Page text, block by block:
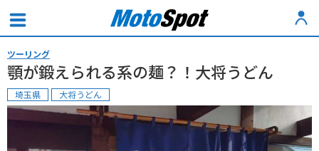
ツーリング
顎が鍛えられる系の麺？！大将うどん
埼玉県 大将うどん